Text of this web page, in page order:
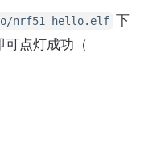
nrf51_hello.elf 下
可点灯成功（